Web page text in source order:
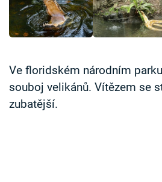
Přihlášení
Sledujte nás
Ve floridském národním
souboj velikánů. Vítězem se
zubatější.